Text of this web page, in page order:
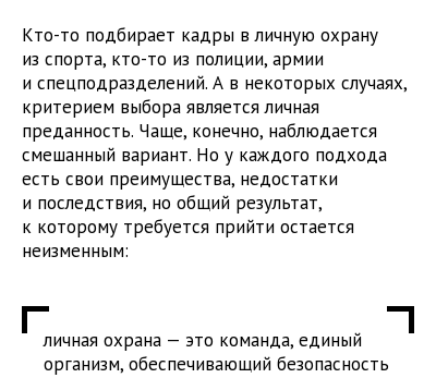
Кто-то подбирает кадры в личную охрану
из спорта, кто-то из полиции, армии
и спецподразделений. А в некоторых случаях,
критерием выбора является личная
преданность. Чаще, конечно, наблюдается
смешанный вариант. Но у каждого подхода
есть свои преимущества, недостатки
и последствия, но общий результат,
к которому требуется прийти остается
неизменным:
личная охрана — это команда, единый
организм, обеспечивающий безопасность